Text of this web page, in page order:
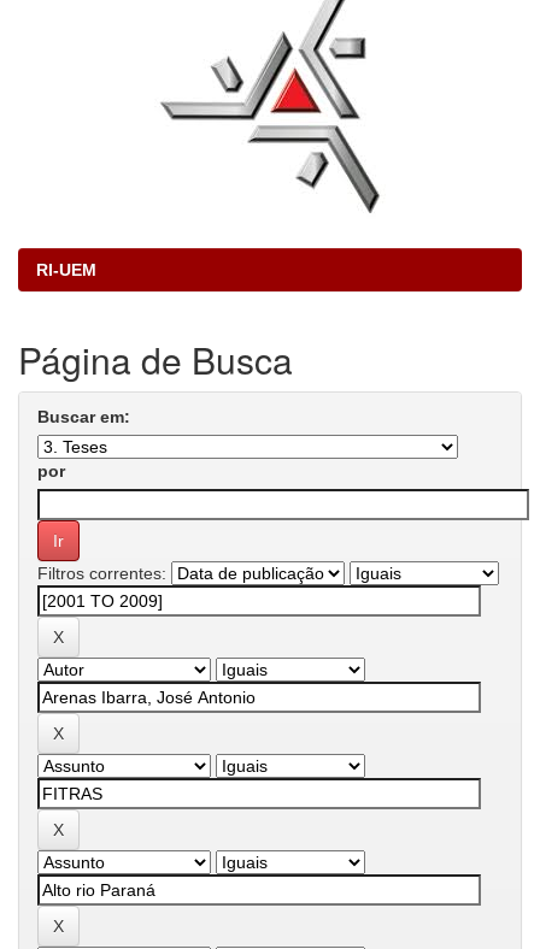
RI-UEM
Página de Busca
Buscar em:
por
Filtros correntes: